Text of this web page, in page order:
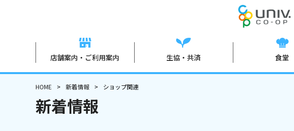
店舗案内・ご利用案内 生協・共済 食堂
HOME 新着情報 ショップ関連
新着情報